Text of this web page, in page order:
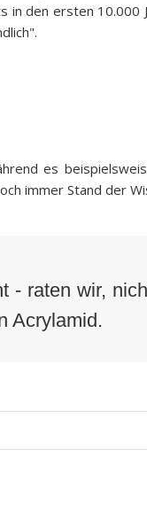
den ersten 10.000
es
immer Stand der
- raten wir,
Acrylamid.